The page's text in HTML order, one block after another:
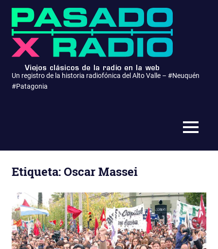
Saltar
contenido
Un registro de la historia radiofónica del Alto Valle – #Neuquén
#Patagonia
MENÚ
Etiqueta:Oscar Massei